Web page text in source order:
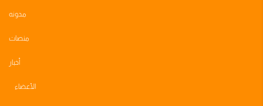
مدونه
منصات
أخبار
الأعضاء